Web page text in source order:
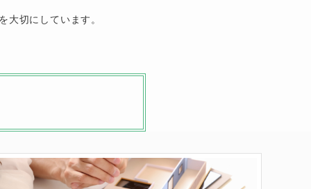
大切にしています。